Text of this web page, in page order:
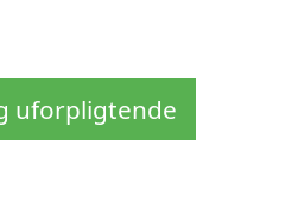
uforpligtende